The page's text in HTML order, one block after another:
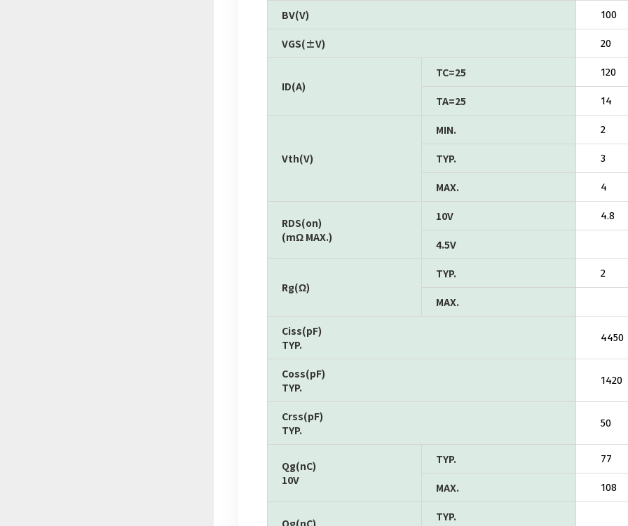
BV(V) 100
VGS(±V) 20
ID(A)
TC=25 120
TA=25 14
Vth(V)
MIN. 2
TYP. 3
MAX. 4
RDS(on)
(mΩ MAX.)
10V 4.8
4.5V
Rg(Ω)
TYP. 2
MAX.
Ciss(pF)
TYP.
4450
Coss(pF)
TYP.
1420
Crss(pF)
TYP.
50
Qg(nC)
10V
TYP. 77
MAX. 108
Qg(nC)
TYP.